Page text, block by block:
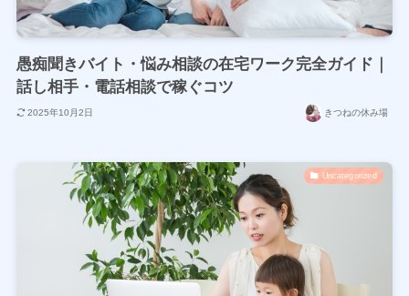
愚痴聞きバイト・悩み相談の在宅ワーク完全ガイド｜
話し相手・電話相談で稼ぐコツ
2025年10月2日 きつねの休み場
Uncategorized